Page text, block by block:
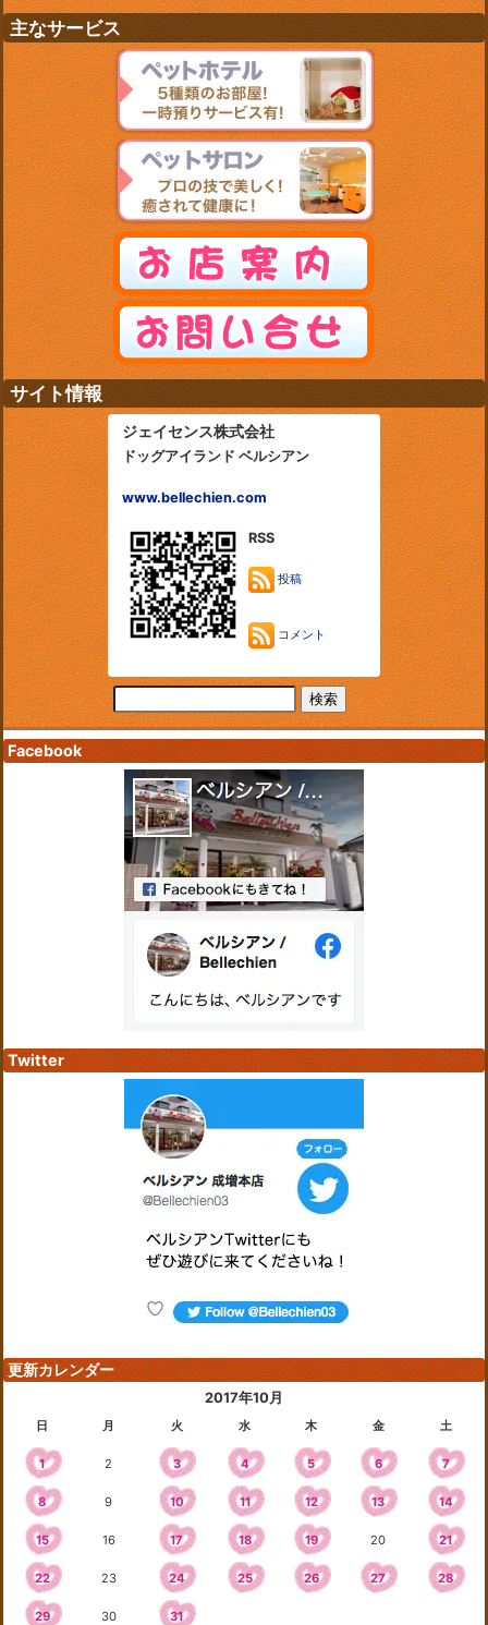
主なサービス
サイト情報
ジェイセンス株式会社
ドッグアイランド ベルシアン
www.bellechien.com
RSS
投稿
コメント
Facebook
Twitter
更新カレンダー
2017年10月
日 月 火 水 木 金 土
1 2 3 4 5 6 7
8 9 10 11 12 13 14
15 16 17 18 19 20 21
22 23 24 25 26 27 28
29 30
31